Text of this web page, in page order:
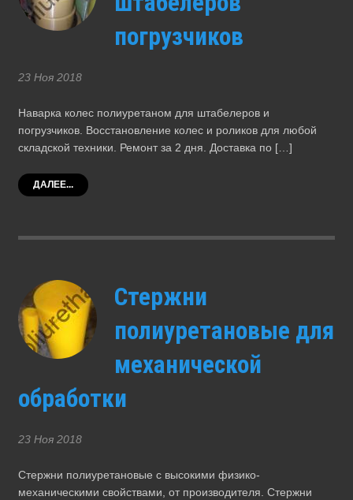
погрузчиков
23 Ноя 2018
Наварка колес полиуретаном для штабелеров и
погрузчиков. Восстановление колес и роликов для любой
складской техники. Ремонт за 2 дня. Доставка по […]
ДАЛЕЕ...
Стержни
полиуретановые для
механической
обработки
23 Ноя 2018
Стержни полиуретановые с высокими физико-
механическими свойствами, от производителя. Стержни